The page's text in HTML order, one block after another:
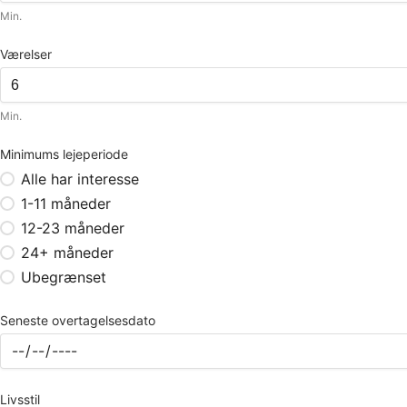
Min.
Værelser
Min.
Minimums lejeperiode
Alle har interesse
1-11 måneder
12-23 måneder
24+ måneder
Ubegrænset
Seneste overtagelsesdato
Livsstil